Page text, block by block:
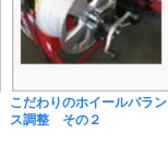
こだわりのホイールバラン
ス調整 その２